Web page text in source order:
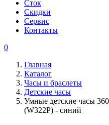
Сток
Скидки
Сервис
Контакты
0
Главная
Каталог
Часы и браслеты
Детские часы
Умные детские часы
(W322P) - синий